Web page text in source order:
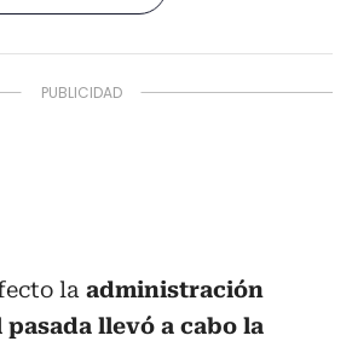
la administración
llevó a cabo la